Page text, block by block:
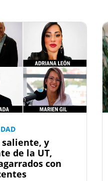
saliente, y
de la UT,
con